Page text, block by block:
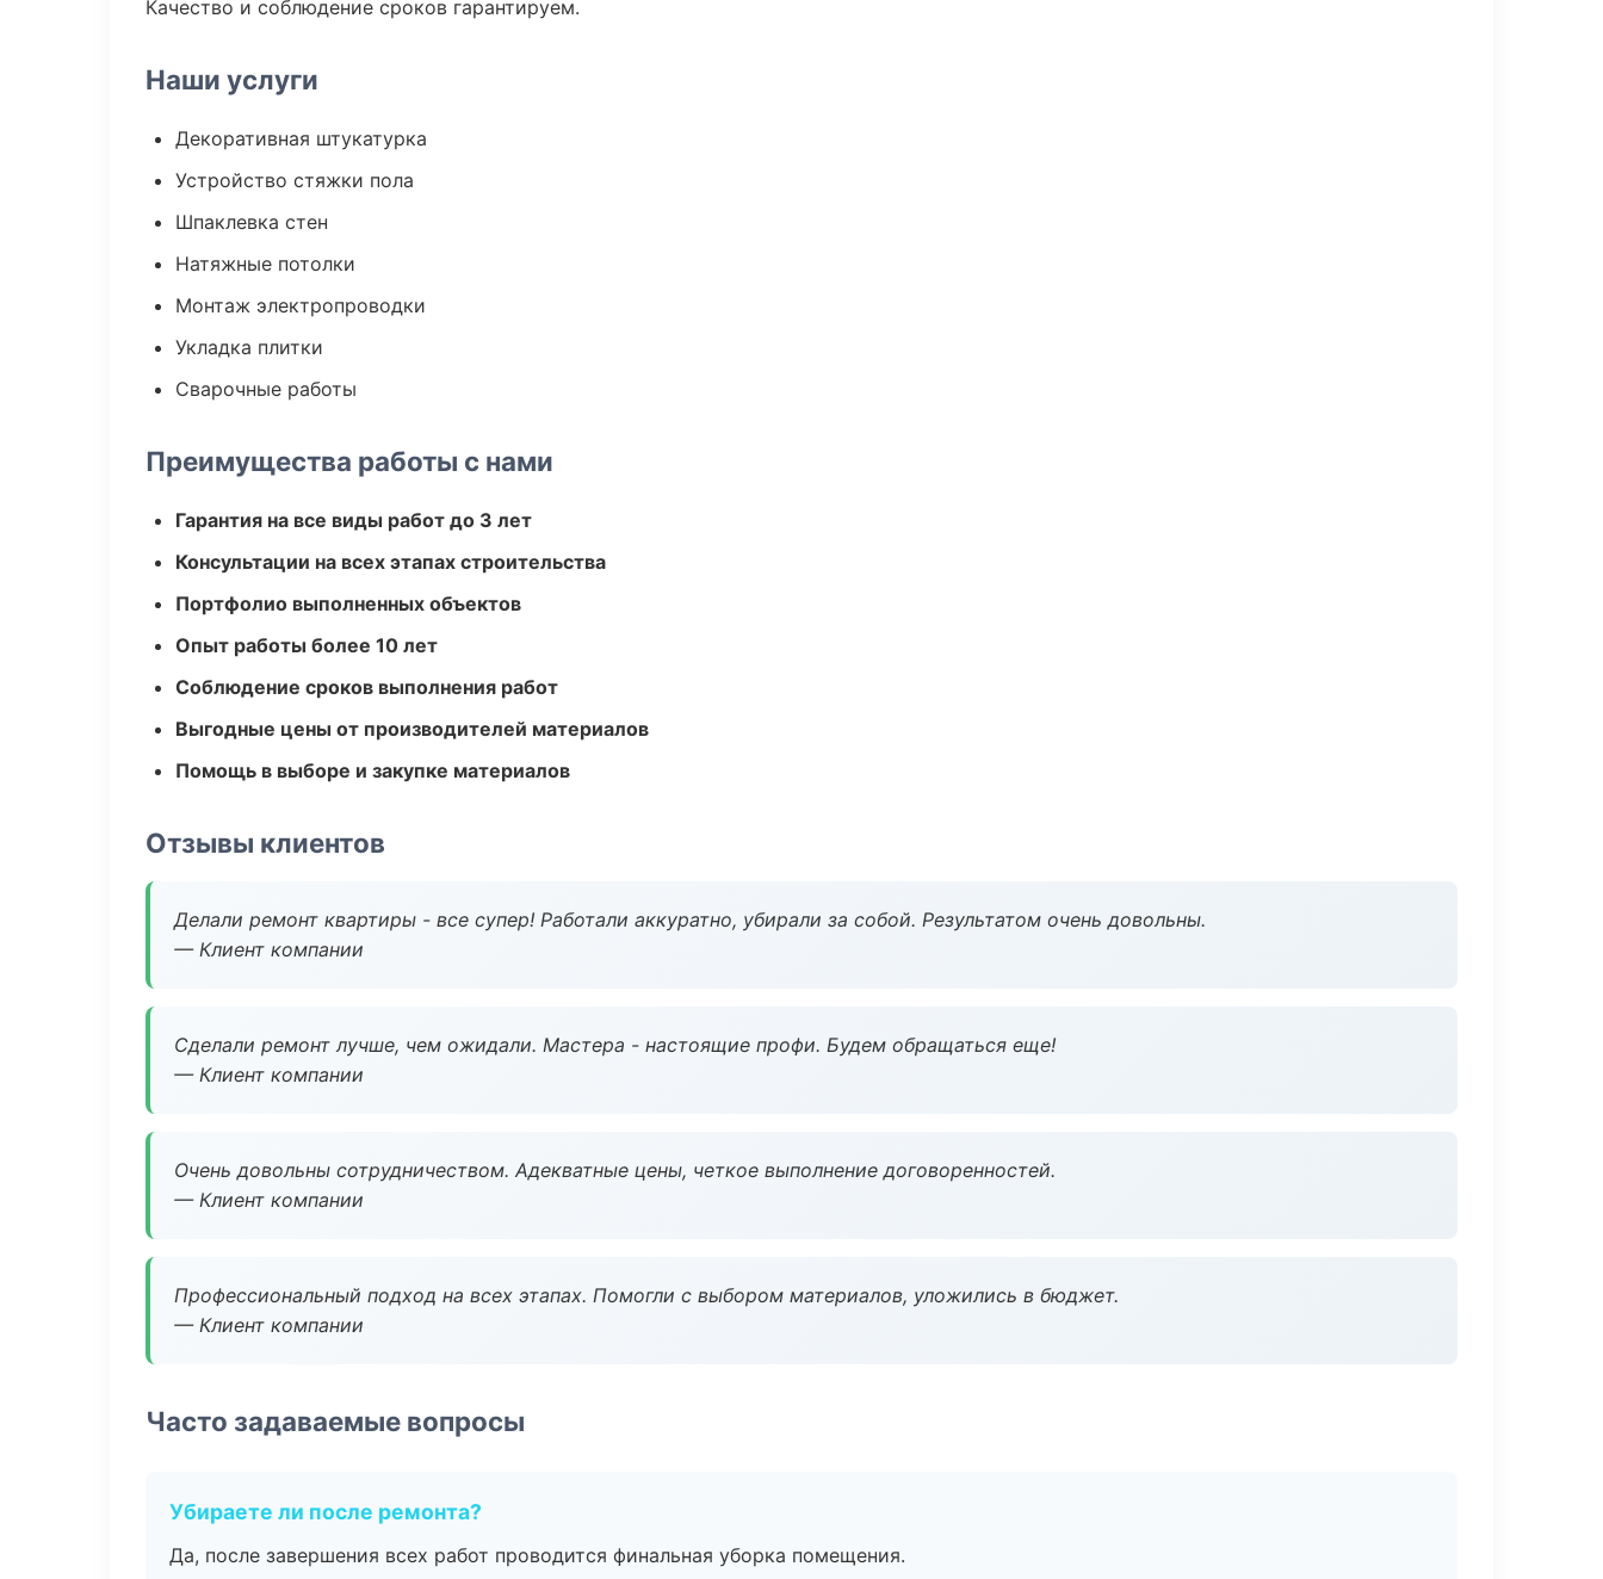
Качество и соблюдение сроков гарантируем.
Наши услуги
Декоративная штукатурка
Устройство стяжки пола
Шпаклевка стен
Натяжные потолки
Монтаж электропроводки
Укладка плитки
Сварочные работы
Преимущества работы с нами
Гарантия на все виды работ до 3 лет
Консультации на всех этапах строительства
Портфолио выполненных объектов
Опыт работы более 10 лет
Соблюдение сроков выполнения работ
Выгодные цены от производителей материалов
Помощь в выборе и закупке материалов
Отзывы клиентов
Делали ремонт квартиры - все супер! Работали аккуратно, убирали за собой. Результатом очень довольны.
— Клиент компании
Сделали ремонт лучше, чем ожидали. Мастера - настоящие профи. Будем обращаться еще!
— Клиент компании
Очень довольны сотрудничеством. Адекватные цены, четкое выполнение договоренностей.
— Клиент компании
Профессиональный подход на всех этапах. Помогли с выбором материалов, уложились в бюджет.
— Клиент компании
Часто задаваемые вопросы
Убираете ли после ремонта?
Да, после завершения всех работ проводится финальная уборка помещения.